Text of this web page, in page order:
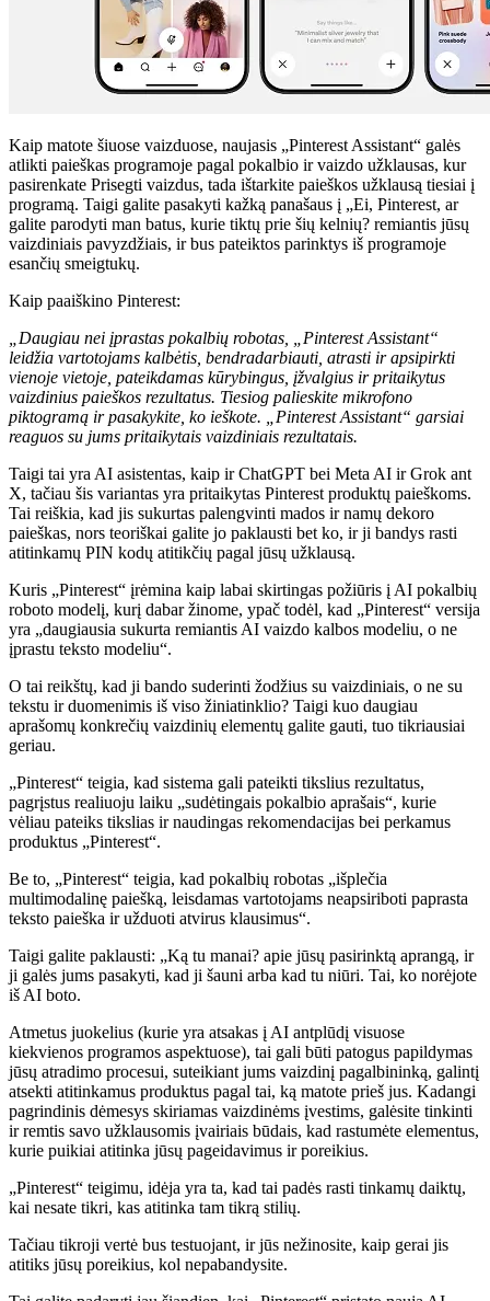
Kaip matote šiuose vaizduose, naujasis „Pinterest Assistant“ galės
atlikti paieškas programoje pagal pokalbio ir vaizdo užklausas, kur
pasirenkate Prisegti vaizdus, ​​tada ištarkite paieškos užklausą tiesiai į
programą. Taigi galite pasakyti kažką panašaus į „Ei, Pinterest, ar
galite parodyti man batus, kurie tiktų prie šių kelnių? remiantis jūsų
vaizdiniais pavyzdžiais, ir bus pateiktos parinktys iš programoje
esančių smeigtukų.
Kaip paaiškino Pinterest:
„Daugiau nei įprastas pokalbių robotas, „Pinterest Assistant“
leidžia vartotojams kalbėtis, bendradarbiauti, atrasti ir apsipirkti
vienoje vietoje, pateikdamas kūrybingus, įžvalgius ir pritaikytus
vaizdinius paieškos rezultatus. Tiesiog palieskite mikrofono
piktogramą ir pasakykite, ko ieškote. „Pinterest Assistant“ garsiai
reaguos su jums pritaikytais vaizdiniais rezultatais.
Taigi tai yra AI asistentas, kaip ir ChatGPT bei Meta AI ir Grok ant
X, tačiau šis variantas yra pritaikytas Pinterest produktų paieškoms.
Tai reiškia, kad jis sukurtas palengvinti mados ir namų dekoro
paieškas, nors teoriškai galite jo paklausti bet ko, ir ji bandys rasti
atitinkamų PIN kodų atitikčių pagal jūsų užklausą.
Kuris „Pinterest“ įrėmina kaip labai skirtingas požiūris į AI pokalbių
roboto modelį, kurį dabar žinome, ypač todėl, kad „Pinterest“ versija
yra „daugiausia sukurta remiantis AI vaizdo kalbos modeliu, o ne
įprastu teksto modeliu“.
O tai reikštų, kad ji bando suderinti žodžius su vaizdiniais, o ne su
tekstu ir duomenimis iš viso žiniatinklio? Taigi kuo daugiau
aprašomų konkrečių vaizdinių elementų galite gauti, tuo tikriausiai
geriau.
„Pinterest“ teigia, kad sistema gali pateikti tikslius rezultatus,
pagrįstus realiuoju laiku „sudėtingais pokalbio aprašais“, kurie
vėliau pateiks tikslias ir naudingas rekomendacijas bei perkamus
produktus „Pinterest“.
Be to, „Pinterest“ teigia, kad pokalbių robotas „išplečia
multimodalinę paiešką, leisdamas vartotojams neapsiriboti paprasta
teksto paieška ir užduoti atvirus klausimus“.
Taigi galite paklausti: „Ką tu manai? apie jūsų pasirinktą aprangą, ir
ji galės jums pasakyti, kad ji šauni arba kad tu niūri. Tai, ko norėjote
iš AI boto.
Atmetus juokelius (kurie yra atsakas į AI antplūdį visuose
kiekvienos programos aspektuose), tai gali būti patogus papildymas
jūsų atradimo procesui, suteikiant jums vaizdinį pagalbininką, galintį
atsekti atitinkamus produktus pagal tai, ką matote prieš jus. Kadangi
pagrindinis dėmesys skiriamas vaizdinėms įvestims, galėsite tinkinti
ir remtis savo užklausomis įvairiais būdais, kad rastumėte elementus,
kurie puikiai atitinka jūsų pageidavimus ir poreikius.
„Pinterest“ teigimu, idėja yra ta, kad tai padės rasti tinkamų daiktų,
kai nesate tikri, kas atitinka tam tikrą stilių.
Tačiau tikroji vertė bus testuojant, ir jūs nežinosite, kaip gerai jis
atitiks jūsų poreikius, kol nepabandysite.